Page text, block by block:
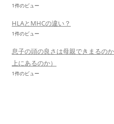
1件のビュー
HLAとMHCの違い？
1件のビュー
息子の頭の良さは母親できまるの
上にあるのか）
1件のビュー